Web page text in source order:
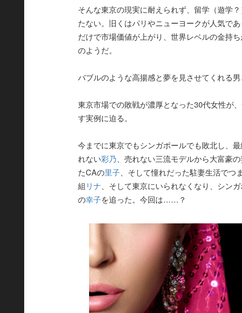
そんな東京の現実に耐えられず、留学（遊学
たない。旧くはパリやニューヨークが人気で
だけで市場価値が上がり、世界レベルの金持
のようだ。
バブルのような高揚感と夢を見させてくれる
東京市場での敗戦が濃厚となった30代女性が
す実例に迫る。
今までに東京でもシンガポールでも敗北し、
れない彩乃、売れない三流モデルから大富豪
たCAの里子、そして憧れだった駐妻生活でつ
組 リナ、そして東京にいられなくなり、シン
の幸子を追った。今回は……？